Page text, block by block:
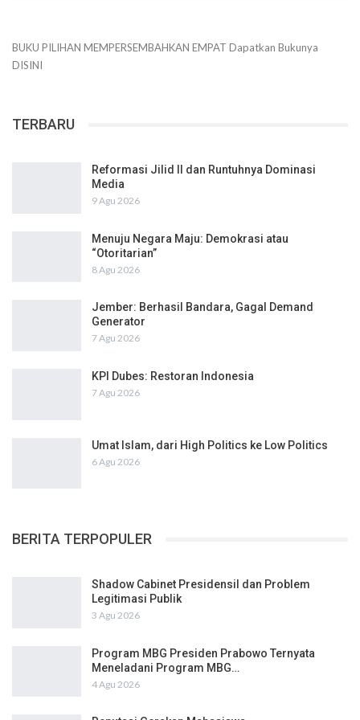
BUKU PILIHAN MEMPERSEMBAHKAN EMPAT Dapatkan Bukunya
DISINI
TERBARU
Reformasi Jilid II dan Runtuhnya Dominasi
Media
9 Agu 2026
Menuju Negara Maju: Demokrasi atau
“Otoritarian”
8 Agu 2026
Jember: Berhasil Bandara, Gagal Demand
Generator
7 Agu 2026
KPI Dubes: Restoran Indonesia
7 Agu 2026
Umat Islam, dari High Politics ke Low Politics
6 Agu 2026
BERITA TERPOPULER
Shadow Cabinet Presidensil dan Problem
Legitimasi Publik
3 Agu 2026
Program MBG Presiden Prabowo Ternyata
Meneladani Program MBG…
4 Agu 2026